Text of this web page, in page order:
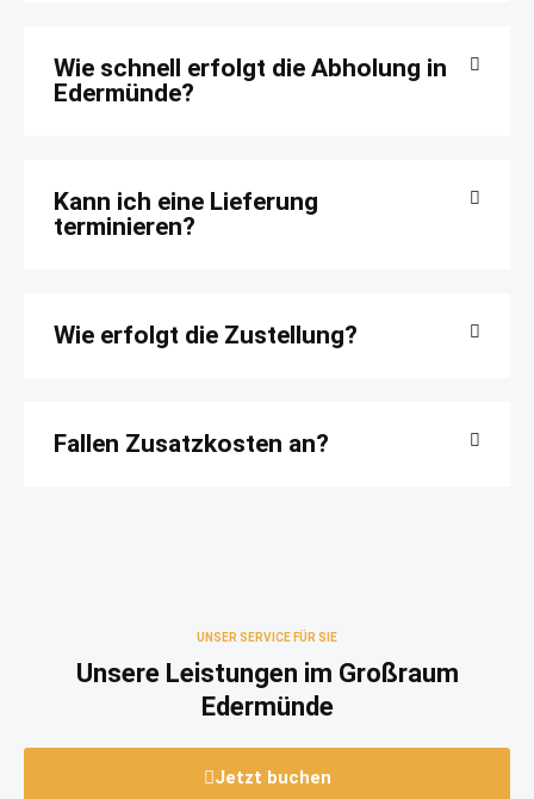
Wie schnell erfolgt die Abholung in
Edermünde?
Kann ich eine Lieferung
terminieren?
Wie erfolgt die Zustellung?
Fallen Zusatzkosten an?
UNSER SERVICE FÜR SIE
Unsere Leistungen im Großraum
Edermünde
Jetzt buchen